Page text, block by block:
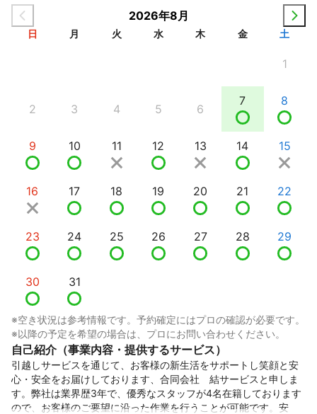
2026年8月
日 月 火 水 木 金 土
1
2 3 4 5 6
7 8
9 10 11 12 13 14 15
16 17 18 19 20 21 22
23 24 25 26 27 28 29
30 31
※空き状況は参考情報です。予約確定にはプロの確認が必要です。
※以降の予定を希望の場合は、プロにお問い合わせください。
自己紹介（事業内容・提供するサービス）
引越しサービスを通じて、お客様の新生活をサポートし笑顔と安
心・安全をお届けしております、合同会社　結サービスと申しま
す。弊社は業界歴3年で、優秀なスタッフが4名在籍しております
ので、お客様のご要望に沿った作業を行うことが可能です。安